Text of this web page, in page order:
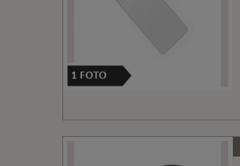
1 FOTO